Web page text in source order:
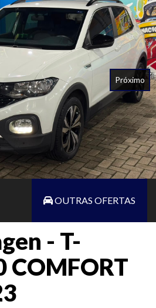
Próximo
OUTRAS OFERTAS
- T-
COMFORT